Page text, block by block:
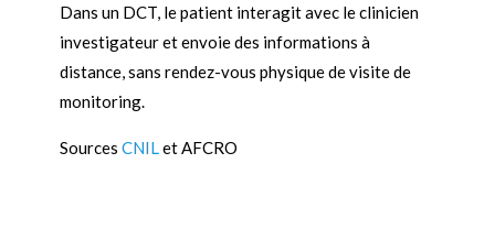
Dans un DCT, le patient interagit avec le clinicien
investigateur et envoie des informations à
distance, sans rendez-vous physique de visite de
monitoring.
Sources CNILet AFCRO